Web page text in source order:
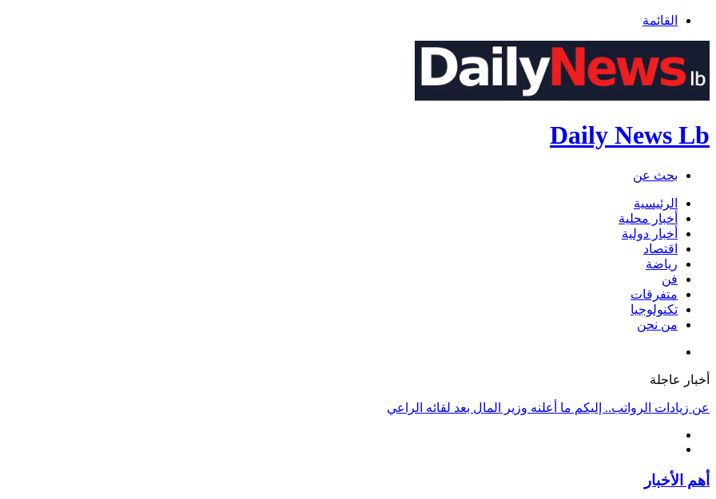
القائمة
Daily News Lb
بحث عن
الرئيسية
أخبار محلية
أخبار دولية
اقتصاد
رياضة
فن
متفرقات
تكنولوجيا
من نحن
أخبار عاجلة
عن زيادات الرواتب.. إليكم ما أعلنه وزير المال بعد لقائه الراعي
أهم الأخبار